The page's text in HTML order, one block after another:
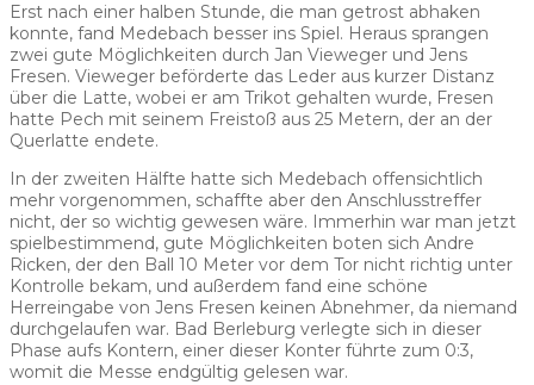
Erst nach einer halben Stunde, die man getrost abhaken
konnte, fand Medebach besser ins Spiel. Heraus sprangen
zwei gute Möglichkeiten durch Jan Vieweger und Jens
Fresen. Vieweger beförderte das Leder aus kurzer Distanz
über die Latte, wobei er am Trikot gehalten wurde, Fresen
hatte Pech mit seinem Freistoß aus 25 Metern, der an der
Querlatte endete.
In der zweiten Hälfte hatte sich Medebach offensichtlich
mehr vorgenommen, schaffte aber den Anschlusstreffer
nicht, der so wichtig gewesen wäre. Immerhin war man jetzt
spielbestimmend, gute Möglichkeiten boten sich Andre
Ricken, der den Ball 10 Meter vor dem Tor nicht richtig unter
Kontrolle bekam, und außerdem fand eine schöne
Herreingabe von Jens Fresen keinen Abnehmer, da niemand
durchgelaufen war. Bad Berleburg verlegte sich in dieser
Phase aufs Kontern, einer dieser Konter führte zum 0:3,
womit die Messe endgültig gelesen war.